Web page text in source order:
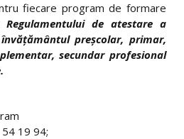
fiecare program de formare
Regulamentului de atestare a
preşcolar, primar,
secundar profesional
19 94;